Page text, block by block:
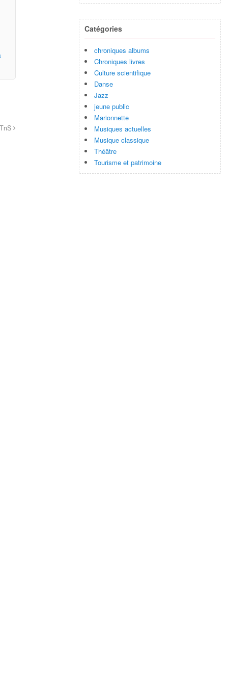
Catégories
chroniques albums
Chroniques livres
Culture scientifique
Danse
Jazz
jeune public
Marionnette
Musiques actuelles
Musique classique
Théâtre
Tourisme et patrimoine